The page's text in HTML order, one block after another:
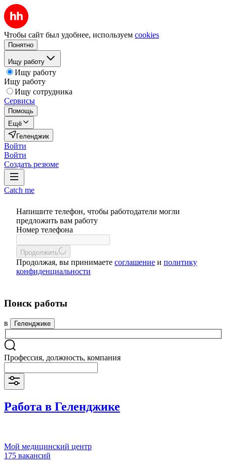
Чтобы сайт был удобнее, используем cookies
Понятно
Ищу работу
Ищу работу
Ищу работу
Ищу сотрудника
Сервисы
Помощь
Ещё
Геленджик
Войти
Войти
Создать резюме
Catch me
Напишите телефон, чтобы работодатели могли
предложить вам работу
Номер телефона
Продолжить
Продолжая, вы принимаете соглашение и политику
конфиденциальности
Поиск работы
в Геленджике
Профессия, должность, компания
Работа в Геленджике
Мой медицинский центр
175 вакансий